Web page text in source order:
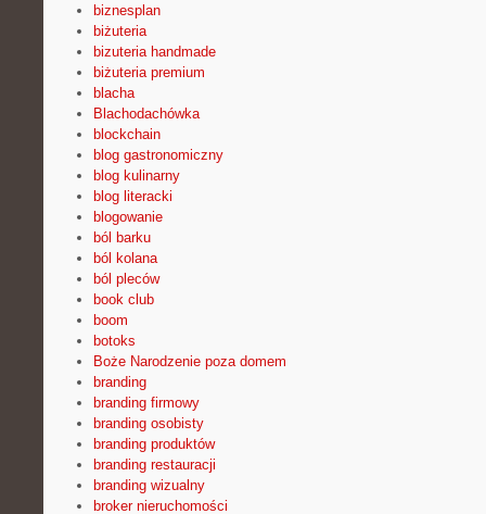
biznesplan
biżuteria
bizuteria handmade
biżuteria premium
blacha
Blachodachówka
blockchain
blog gastronomiczny
blog kulinarny
blog literacki
blogowanie
ból barku
ból kolana
ból pleców
book club
boom
botoks
Boże Narodzenie poza domem
branding
branding firmowy
branding osobisty
branding produktów
branding restauracji
branding wizualny
broker nieruchomości